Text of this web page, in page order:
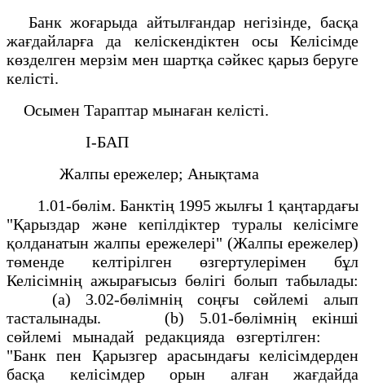
Банк жоғарыда айтылғандар негiзiнде, басқа
жағдайларға да келiскендiктен осы Келiсiмде
көзделген мерзiм мен шартқа сәйкес қарыз беруге
келiстi.
Осымен Тараптар мынаған келiстi.
I-БАП
Жалпы ережелер; Анықтама
1.01-бөлiм. Банктiң 1995 жылғы 1 қаңтардағы
"Қарыздар және кепiлдiктер туралы келiсiмге
қолданатын жалпы ережелерi" (Жалпы ережелер)
төменде келтiрілген өзгертулерiмен бұл
Келiсiмнiң ажырағысыз бөлiгi болып табылады:
(a) 3.02-бөлiмнiң соңғы сөйлемi алып
тасталынады. (b) 5.01-бөлiмнiң екiншi
сөйлемi мынадай редакцияда өзгертiлген:
"Банк пен Қарызгер арасындағы келiсiмдерден
басқа келiсiмдер орын алған жағдайда